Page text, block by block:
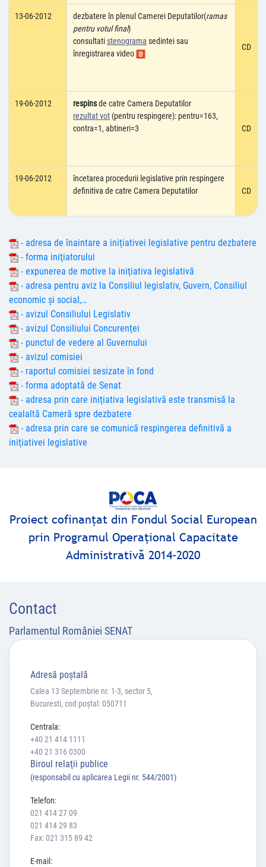
13-06-2012 dezbatere în plenul Camerei Deputatilor(ramas
pentru votul final)
consultatistenograma sedintei sau
înregistrarea video
CD
19-06-2012 respinsde catre Camera Deputatilor
rezultat vot (pentru respingere): pentru=163,
contra=1, abtineri=3
CD
19-06-2012
încetarea procedurii legislative prin respingere
definitiva de catre Camera Deputatilor
CD
- adresa de înaintare a iniţiativei legislative pentru dezbatere
- forma iniţiatorului
- expunerea de motive la iniţiativa legislativă
- adresa pentru aviz la Consiliul legislativ, Guvern, Consiliul
economic şi social,…
- avizul Consiliului Legislativ
- avizul Consiliului Concurenţei
- punctul de vedere al Guvernului
- avizul comisiei
- raportul comisiei sesizate în fond
- forma adoptată de Senat
- adresa prin care iniţiativa legislativă este transmisă la
cealaltă Cameră spre dezbatere
- adresa prin care se comunică respingerea definitivă a
iniţiativei legislative
Proiect cofinanţat din Fondul Social European
prin Programul Operaţional Capacitate
Administrativă 2014-2020
Contact
Parlamentul României SENAT
Adresă poştală
Calea 13 Septembrie nr. 1-3, sector 5,
Bucuresti, cod poștal: 050711
Centrala:
+40 21 414 1111
+40 21 316 0300
Biroul relaţii publice
(responsabil cu aplicarea Legii nr. 544/2001)
Telefon:
021 414 27 09
021 414 29 83
Fax: 021 315 89 42
E-mail: